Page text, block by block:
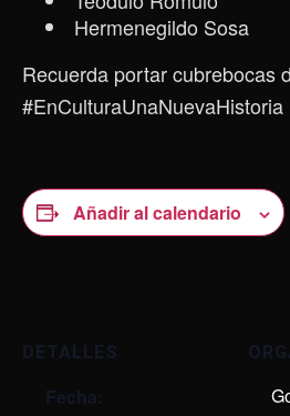
Hermenegildo Sosa
Recuerda portar cubrebocas
#EnCulturaUnaNuevaHistoria
Añadir al calendario
DETALLES
Fecha: